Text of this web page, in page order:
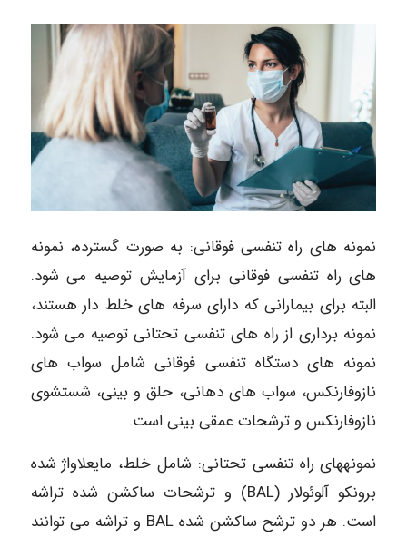
نمونه ‎های راه تنفسی فوقانی: به صورت گسترده‎، نمونه
‎های راه تنفسی فوقانی برای آزمایش توصیه می ‎شود.
البته برای بیمارانی که دارای سرفه ‎های خلط‎ دار هستند،
نمونه برداری از راه‎ های تنفسی تحتانی توصیه می ‎شود.
نمونه‎ های دستگاه تنفسی فوقانی شامل سواب‎ های
نازوفارنکس‎، سواب ‎های دهانی، حلق و بینی، شستشوی
نازوفارنکس و ترشحات عمقی بینی است.
نمونه‎های راه تنفسی تحتانی: شامل خلط، مایعلاواژ شده
برونکو آلوئولار (BAL) و ترشحات ساکشن شده تراشه
است. هر دو ترشح ساکشن شده BAL و تراشه می ‎توانند